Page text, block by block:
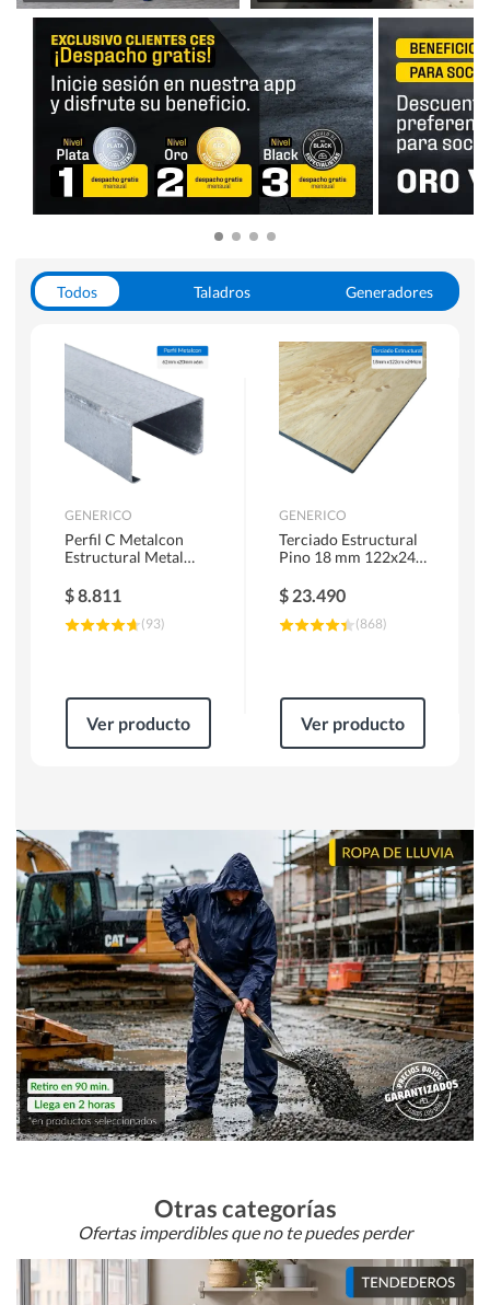
Todos Taladros
Generadores
Herramientas Manuales
Sierras Circulares
GENERICO
Perfil C Metalcon
Estructural Metal
$8.811
(93)
Ver producto
GENERICO
Terciado Estructural
Pino 18 mm 122x244
$ 23.490
(868)
Ver producto
Otras categorías
Ofertas imperdibles que no te puedes perder